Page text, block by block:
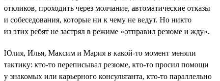
откликов, проходить через молчание, автоматические отказы
и собеседования, которые ни к чему не ведут. Но никто
из этих ребят не застрял в режиме «отправил резюме и жду».
Юлия, Илья, Максим и Мария в какой-то момент меняли
тактику: кто-то переписывал резюме, кто-то просил помощи
у знакомых или карьерного консультанта, кто-то параллельно